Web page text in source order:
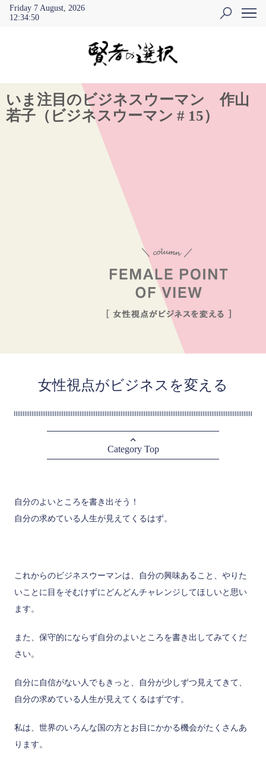
Friday 7 August, 2026
12:34:50
いま注目のビジネスウーマン 作山
若子（ビジネスウーマン # 15）
女性視点がビジネスを変える
Category Top
自分のよいところを書き出そう！
自分の求めている人生が見えてくるはず。
これからのビジネスウーマンは、自分の興味あること、やりた
いことに目をそむけずにどんどんチャレンジしてほしいと思い
ます。
また、保守的にならず自分のよいところを書き出してみてくだ
さい。
自分に自信がない人でもきっと、自分が少しずつ見えてきて、
自分の求めている人生が見えてくるはずです。
私は、世界のいろんな国の方とお目にかかる機会がたくさんあ
ります。